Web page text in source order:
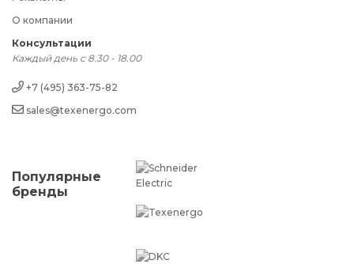
О компании
Консультации
Каждый день с 8.30 - 18.00
+7 (495) 363-75-82
sales@texenergo.com
Популярные
бренды